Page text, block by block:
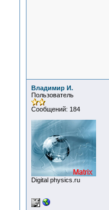
Владимир И.
Пользователь
Сообщений: 184
Digital physics.ru